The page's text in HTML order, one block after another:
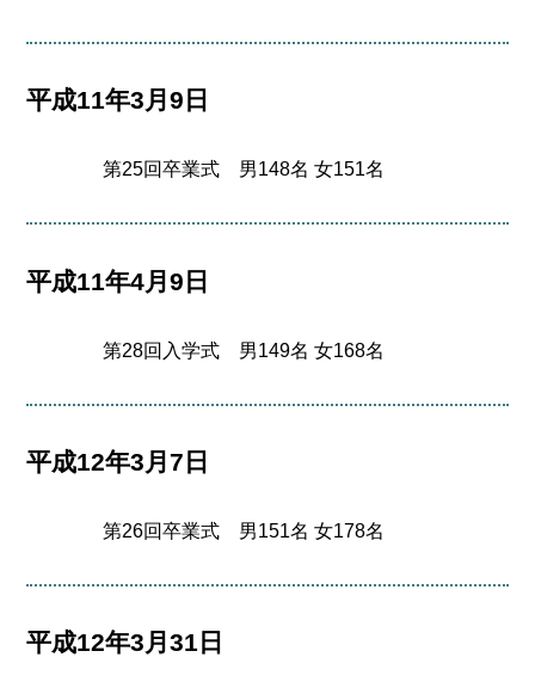
平成11年3月9日
第25回卒業式 男148名 女151名
平成11年4月9日
第28回入学式 男149名 女168名
平成12年3月7日
第26回卒業式 男151名 女178名
平成12年3月31日